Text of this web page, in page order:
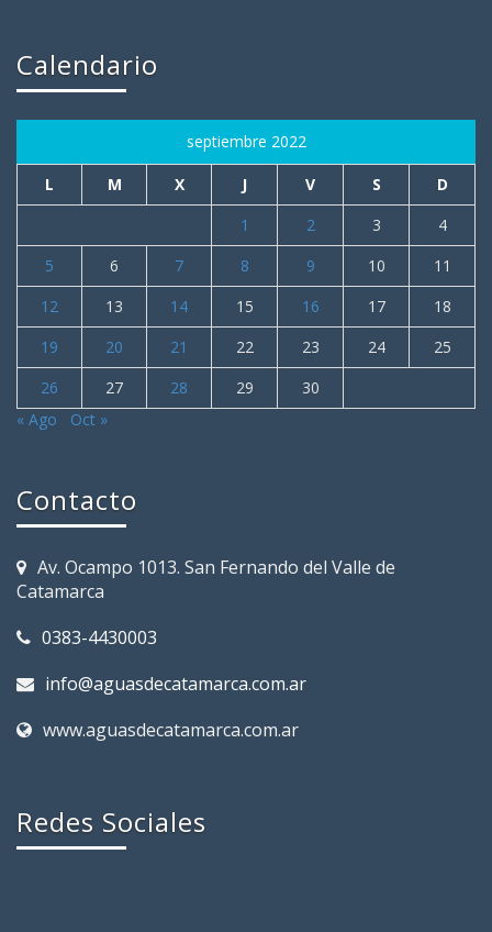
Calendario
septiembre 2022
L M X J V S
D
1
2 3
4
5
6 7 8 9 10
11
12
13 14 15 16 17
18
19
20 21 22 23 24
25
26
27 28 29
30
« Ago
Oct »
Contacto
Av. Ocampo 1013. San Fernando del Valle de
Catamarca
0383-4430003
info@aguasdecatamarca.com.ar
www.aguasdecatamarca.com.ar
Redes Sociales